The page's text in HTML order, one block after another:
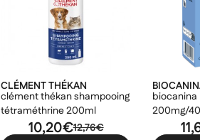
CLÉMENT THÉKAN
clément thékan shampooing
tétraméthrine 200ml
12,76€
10,20€
200mg/
on très
Ajouter à ma liste d'envies
add_circle_outline Créer une nouvelle liste
((confirmMessage))
((cancelText))
Nom de la liste d'envies
Annuler Créer une liste
Vous devez être connecté pour
Annuler Connexion